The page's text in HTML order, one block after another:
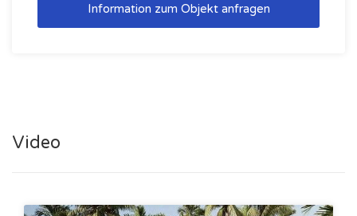
Information zum Objekt anfragen
Video